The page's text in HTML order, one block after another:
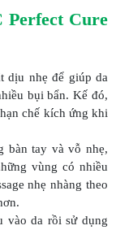
Perfect Cure
dịu nhẹ để giúp da
bụi bẩn. Kế đó,
chế kích ứng khi
bàn tay và vỗ nhẹ,
vùng có nhiều
nhẹ nhàng theo
vào da rồi sử dụng